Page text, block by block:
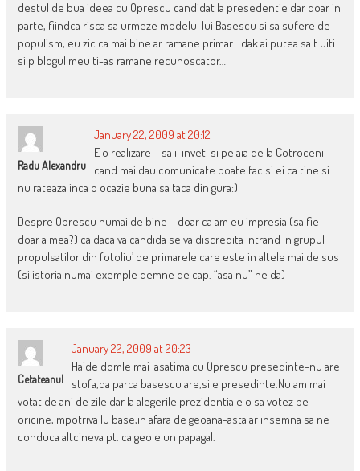
destul de bua ideea cu Oprescu candidat la presedentie dar doar in
parte, fiindca risca sa urmeze modelul lui Basescu si sa sufere de
populism, eu zic ca mai bine ar ramane primar… dak ai putea sa t uiti
si p blogul meu ti-as ramane recunoscator…
Radu Alexandru
January 22, 2009 at 20:12
E o realizare – sa ii inveti si pe aia de la Cotroceni
cand mai dau comunicate poate fac si ei ca tine si
nu rateaza inca o ocazie buna sa taca din gura:)
Despre Oprescu numai de bine – doar ca am eu impresia (sa fie
doar a mea?) ca daca va candida se va discredita intrand in grupul
propulsatilor din fotoliu’ de primarele care este in altele mai de sus
(si istoria numai exemple demne de cap. “asa nu” ne da)
Cetateanul
January 22, 2009 at 20:23
Haide domle mai lasatima cu Oprescu presedinte-nu are
stofa,da parca basescu are,si e presedinte.Nu am mai
votat de ani de zile dar la alegerile prezidentiale o sa votez pe
oricine,impotriva lu base,in afara de geoana-asta ar insemna sa ne
conduca altcineva pt. ca geo e un papagal.